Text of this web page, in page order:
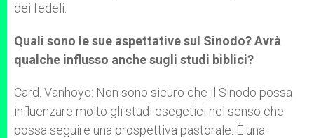
dei fedeli.
Quali sono le sue aspettative sul Sinodo?Avrà
qualche influsso anche sugli studi biblici?
Card. Vanhoye: Non sono sicuro che il Sinodo possa
influenzare molto gli studi esegetici nel senso che
possa seguire una prospettiva pastorale. È una